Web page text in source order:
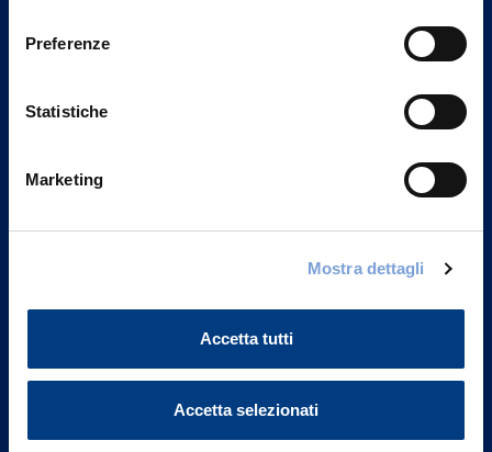
Preferenze
Statistiche
Marketing
Mostra dettagli
Accetta tutti
Accetta selezionati
20149 Milano
FAQ
Governance